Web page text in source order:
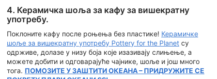
4. Керамичка шоља за кафу за вишекратну
употребу.
Поклоните кафу после роњења без пластике! Керамичке
шоље за вишекратну употребу Pottery for the Planet су
одрживе, долазе у низу боја које изазивају слињење, а
можете добити и одговарајуће чајнике, шоље и још много
тога. ПОМОЗИТЕ У ЗАШТИТИ ОКЕАНА – ПРИДРУЖИТЕ СЕ